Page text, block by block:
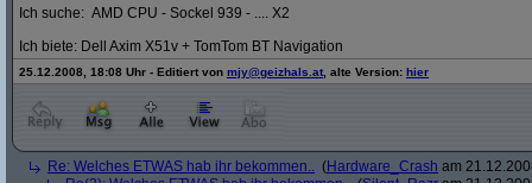
Ich suche: AMD CPU - Sockel 939 - .... X2
Ich biete: Dell Axim X51v + TomTom BT Navigation
25.12.2008, 18:08 Uhr - Editiert von mjy@geizhals.at , alte Version: hier
Re: Welches ETWAS hab ihr bekommen.. (Hardware_Crash am